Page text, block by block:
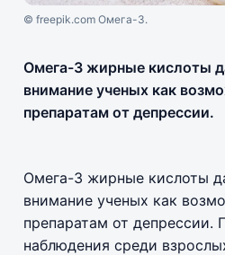
© freepik.com Омега-3.
Омега-3 жирные кислоты
внимание ученых как
препаратам от депрессии.
Омега-3 жирные кислоты
внимание ученых как
препаратам от депрессии.
наблюдения среди